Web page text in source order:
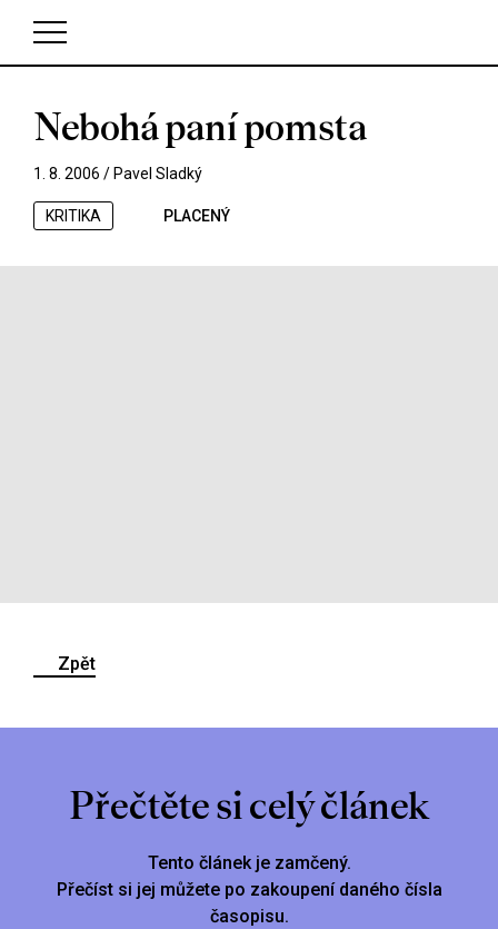
V košíku zatím nemáte žádné položky.
Nebohá paní pomsta
1. 8. 2006 / Pavel Sladký
KRITIKA PLACENÝ
Zpět
Přečtěte si celý článek
Tento článek je zamčený.
Přečíst si jej můžete po zakoupení daného čísla
časopisu.